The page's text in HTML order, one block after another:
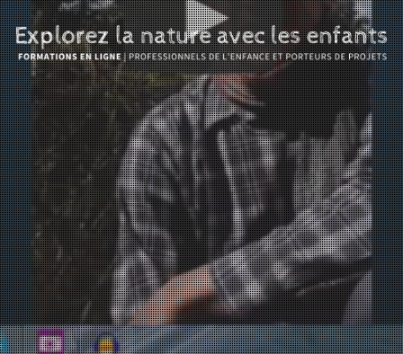
Eveil et Nature
Outils et Formations en ligne pour explorer la nature
avec les enfants